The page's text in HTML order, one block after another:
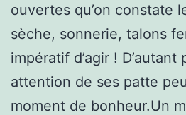
ouvertes qu’on constate
sèche, sonnerie, talons
impératif d’agir !
attention de ses patte
moment de bonheur.Un